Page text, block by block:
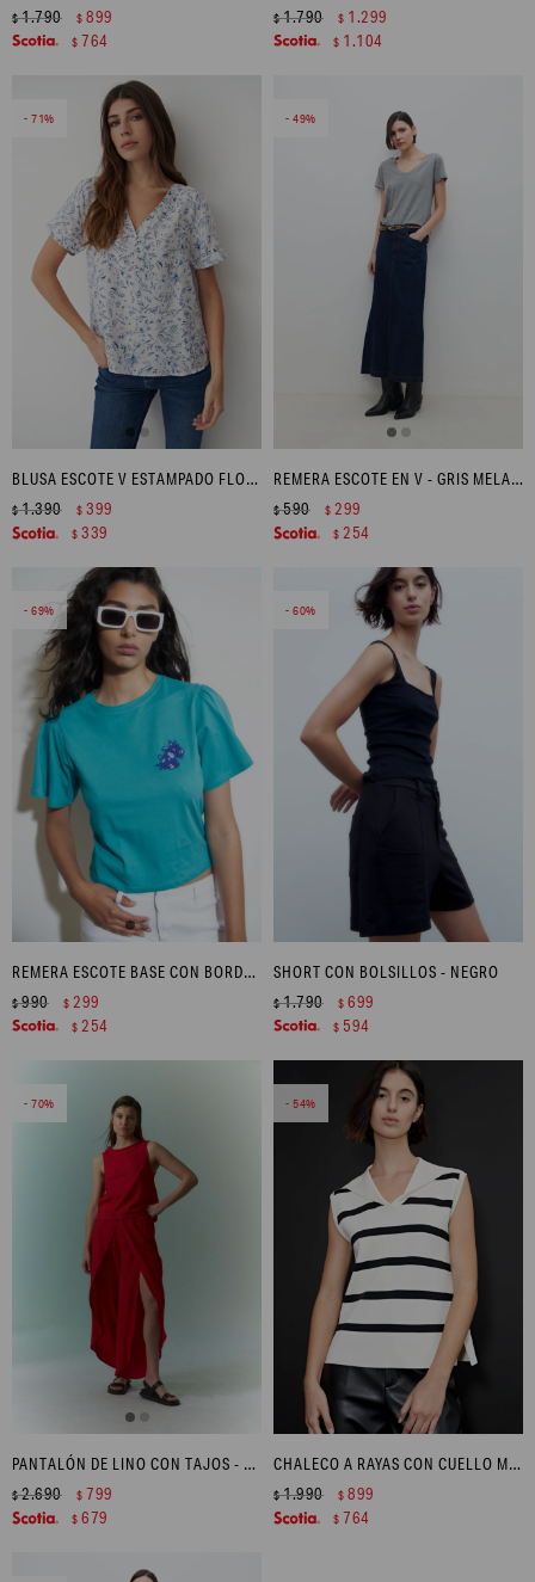
$1.790 $ 899
$ 764
$1.790 $ 1.299
$ 1.104
71
BLUSA ESCOTE V ESTAMPADO FLORAL - CELESTE
$1.390 $ 399
$ 339
49
REMERA ESCOTE EN V - GRIS MELANGE
$590 $ 299
$ 254
69
REMERA ESCOTE BASE CON BORDADO - TURQUESA
$990 $ 299
$ 254
60
SHORT CON BOLSILLOS - NEGRO
$1.790 $ 699
$ 594
70
PANTALÓN DE LINO CON TAJOS - ROJO
$2.690 $ 799
$ 679
54
CHALECO A RAYAS CON CUELLO MARINERO - BEIGE MELANGE
$1.990 $ 899
$ 764